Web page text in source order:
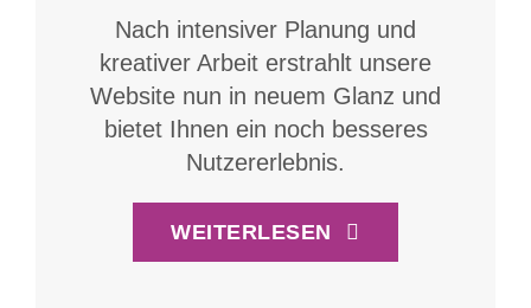
Nach intensiver Planung und
kreativer Arbeit erstrahlt unsere
Website nun in neuem Glanz und
bietet Ihnen ein noch besseres
Nutzererlebnis.
WEITERLESEN